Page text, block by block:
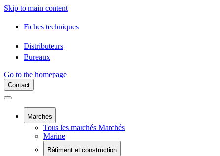
Skip to main content
Fiches techniques
Distributeurs
Bureaux
Go to the homepage
Contact
Marchés
Tous les marchés Marchés
Marine
Bâtiment et construction